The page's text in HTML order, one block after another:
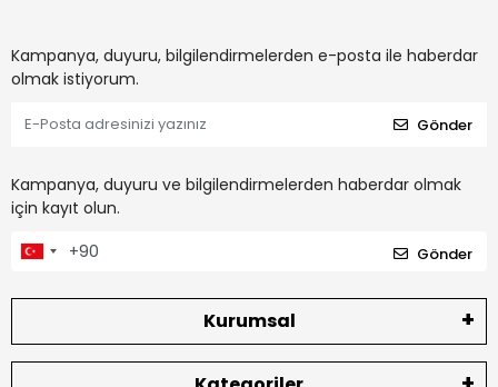
Kampanya, duyuru, bilgilendirmelerden e-posta ile haberdar
olmak istiyorum.
Gönder
Kampanya, duyuru ve bilgilendirmelerden haberdar olmak
için kayıt olun.
Gönder
Kurumsal